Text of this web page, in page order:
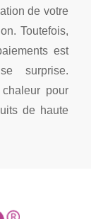
de votre
Toutefois,
est
surprise.
pour
de haute